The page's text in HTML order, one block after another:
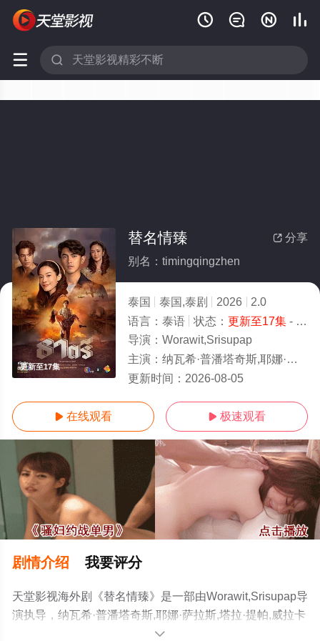
   
 
更新至17集
 分享
替名情臻
别名：timingqingzhen
泰国 泰国,泰剧 2026
2.0
语言： 泰语 状态： 更新至17集- 免费在线观看
导演： Worawit,Srisupap
主演： 纳瓦希·普潘塔奇斯,耶娜·萨拉斯,塔拉·提帕,威拉卡尼·坎瓦塔纳固,莎兰娅·君帕缇,普莉玛·邦查伦,维拉甘·瓦
更新时间： 2026-08-05
 在线观看  极速观看
剧情介绍 我要评分
天堂影视海外剧《替名情臻》是一部由Worawit,Srisupap导
演执导，纳瓦希·普潘塔奇斯,耶娜·萨拉斯,塔拉·提帕,威拉卡
尼·坎瓦塔纳固,莎兰娅·君帕缇,普莉玛·邦查伦,维拉甘·瓦塔
